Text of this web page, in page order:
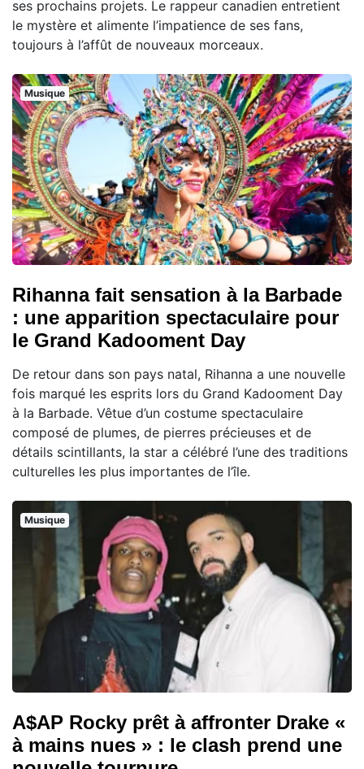
ses prochains projets. Le rappeur canadien entretient
le mystère et alimente l’impatience de ses fans,
toujours à l’affût de nouveaux morceaux.
Musique
Rihanna fait sensation à la Barbade
: une apparition spectaculaire pour
le Grand Kadooment Day
De retour dans son pays natal, Rihanna a une nouvelle
fois marqué les esprits lors du Grand Kadooment Day
à la Barbade. Vêtue d’un costume spectaculaire
composé de plumes, de pierres précieuses et de
détails scintillants, la star a célébré l’une des traditions
culturelles les plus importantes de l’île.
Musique
A$AP Rocky prêt à affronter Drake «
à mains nues » : le clash prend une